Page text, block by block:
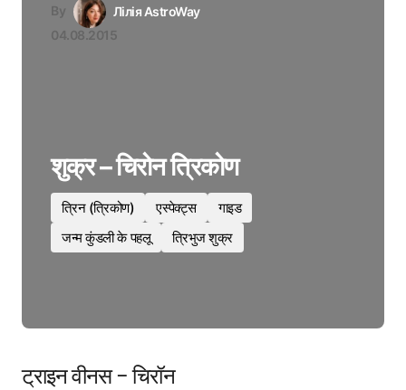
By
Лілія AstroWay
04.08.2015
शुक्र – चिरोन त्रिकोण
त्रिन (त्रिकोण) एस्पेक्ट्स
गाइड
जन्म कुंडली के पहलू
त्रिभुज शुक्र
ट्राइन वीनस – चिरॉन